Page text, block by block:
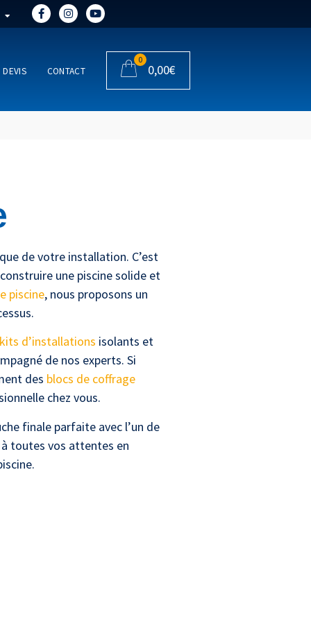
DEVIS CONTACT
0
0,00€
de votre installation. C’est
une piscine solide et
piscine, nous proposons un
d’installations isolants et
de nos experts. Si
des blocs de coffrage
chez vous.
finale parfaite avec l’un de
toutes vos attentes en